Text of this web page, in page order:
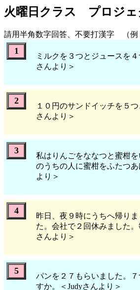
火曜日クラス プロジ
請用半角数字回答、不要打漢字 （
1
ミルクを３つとジュースを
さんより＞
2
１０円のサンドイッチを５
さんより＞
3
私はりんごをななつと蜜柑
のうちの人に蜜柑をふたつ
より＞
4
昨日、夜９時にうちへ帰り
た。会社で２回休みました
さんより＞
5
パンを２７もらいました。
すか。＜Judyさんより＞